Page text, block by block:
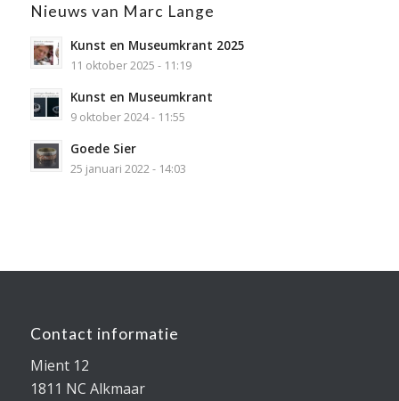
Nieuws van Marc Lange
Kunst en Museumkrant 2025
11 oktober 2025 - 11:19
Kunst en Museumkrant
9 oktober 2024 - 11:55
Goede Sier
25 januari 2022 - 14:03
Contact informatie
Mient 12
1811 NC Alkmaar